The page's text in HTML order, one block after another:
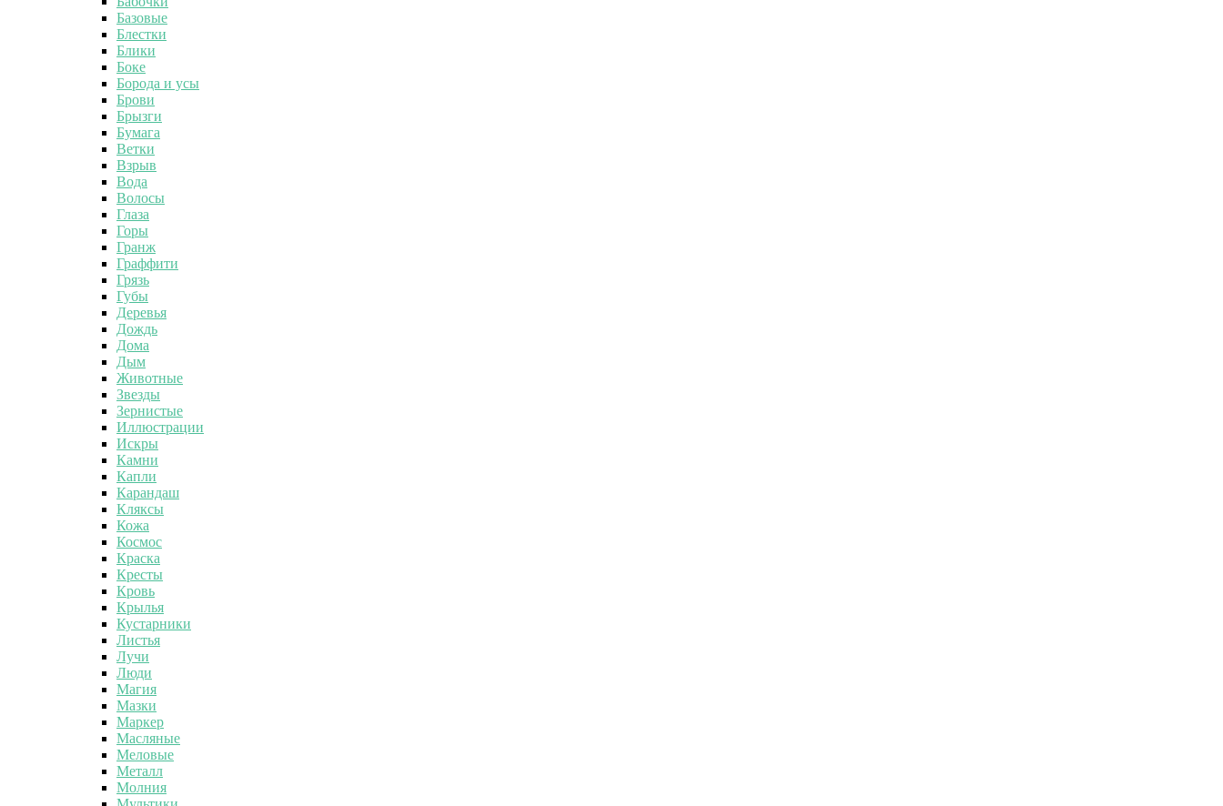
Базовые
Блестки
Блики
Боке
Борода и усы
Брови
Брызги
Бумага
Ветки
Взрыв
Вода
Волосы
Глаза
Горы
Гранж
Граффити
Грязь
Губы
Деревья
Дождь
Дома
Дым
Животные
Звезды
Зернистые
Иллюстрации
Искры
Камни
Капли
Карандаш
Кляксы
Кожа
Космос
Краска
Кресты
Кровь
Крылья
Кустарники
Листья
Лучи
Люди
Магия
Мазки
Маркер
Масляные
Меловые
Металл
Молния